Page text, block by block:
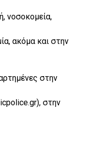
νοσοκομεία,
ακόμα και στην
στην
στην